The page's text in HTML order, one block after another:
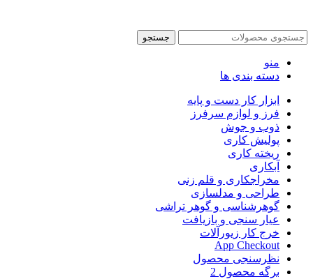
جستجو
منو
دسته بندی ها
ابزار کار دست و پایه
فرز و لوازم سرفرز
ذوب و جوش
پولیش کاری
ریخته کاری
آبکاری
مخراجکاری و قلم زنی
طراحی و مدلسازی
گوهرشناسی و گوهر تراشی
عیار سنجی و بازیافت
خرج کار زیورآلات
App Checkout
نظرسنجی محصول
برگه محصول 2